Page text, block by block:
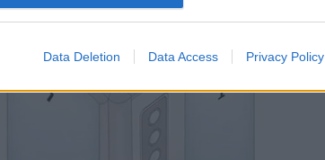
Data Deletion Data Access Privacy Policy